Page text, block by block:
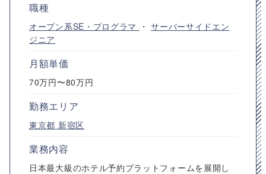
職種
オープン系SE・プログラマ ・サーバーサイドエン
ジニア
月額単価
70万円〜80万円
勤務エリア
東京都 新宿区
業務内容
日本最大級のホテル予約プラットフォームを展開し